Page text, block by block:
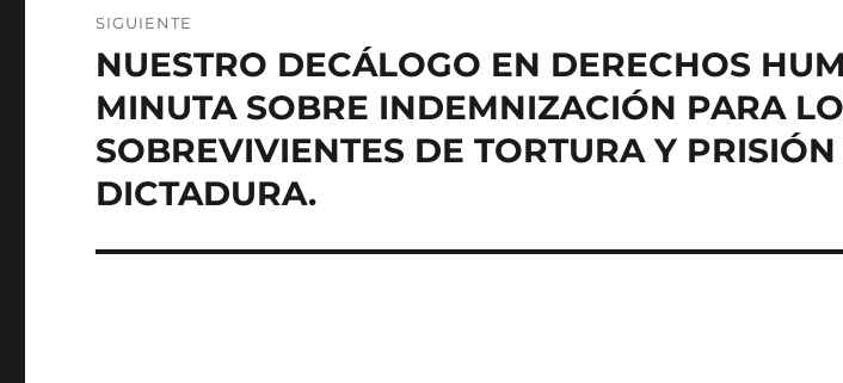
SIGUIENTE
Entrada
siguiente:
NUESTRO DECÁLOGO EN DERECHOS
MINUTA SOBRE INDEMNIZACIÓN PARA
SOBREVIVIENTES DE TORTURA Y
DICTADURA.